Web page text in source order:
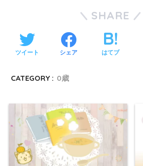
SHARE
ツイート シェア はてブ
CATEGORY : 0歳